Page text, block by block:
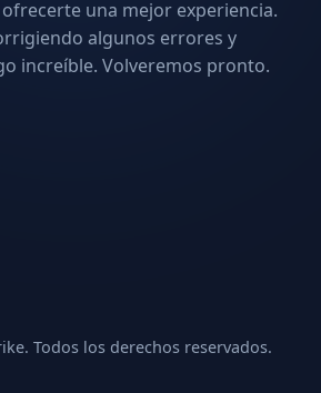
una mejor experiencia.
algunos errores y
increíble. Volveremos pronto.
Todos los derechos reservados.